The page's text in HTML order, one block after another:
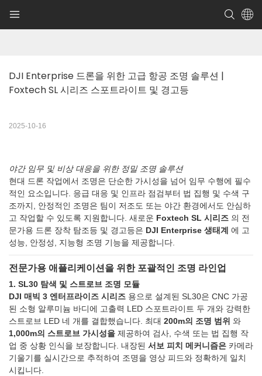
DJI Enterprise 드론을 위한 고급 항공 조명 솔루션 |
Foxtech SL 시리즈 스포트라이트 및 경고등
2025-10-16
야간 임무 및 비상 대응을 위한 정밀 조명 솔루션
현대 드론 작업에서 조명은 단순한 가시성을 넘어 임무 수행에 필수
적인 요소입니다. 응급 대응 및 인프라 점검부터 법 집행 및 수색 구
조까지, 안정적인 조명은 팀이 저조도 또는 야간 환경에서도 안심하
고 작업할 수 있도록 지원합니다. 새로운 Foxtech SL 시리즈 의 전
문가용 드론 장착 탐조등 및 경고등은 DJI Enterprise 생태계 에 고
성능, 안정성, 지능형 조명 기능을 제공합니다.
전문가용 애플리케이션을 위한 포괄적인 조명 라인업
1. SL30 탐색 및 스트로브 조명 모듈
DJI 매빅 3 엔터프라이즈 시리즈 용으로 설계된 SL30은 CNC 가공
된 소형 알루미늄 바디에 고출력 LED 스포트라이트 두 개와 강력한
스트로브 LED 네 개를 결합했습니다. 최대 200m의 조명 범위 와
1,000m의 스트로브 가시성을 제공하여 검사, 수색 또는 법 집행 작
업 중 상황 인식을 보장합니다. 내장된 서보 피치 메커니즘은 카메라
기울기를 실시간으로 추적하여 조명을 영상 피드와 정확하게 일치
시킵니다.